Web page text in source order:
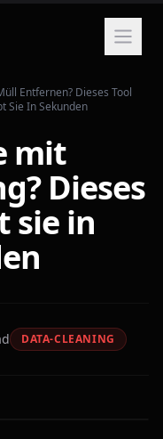
Entfernen? Dieses Tool
Sie In Sekunden
mit
Dieses
sie in
DATA-CLEANING